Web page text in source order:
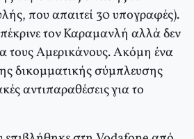
που απαιτεί 30 υπογραφές).
τον Καραμανλή αλλά δεν
τους Αμερικάνους. Ακόμη ένα
δικομματικής σύμπλευσης
αντιπαραθέσεις για το